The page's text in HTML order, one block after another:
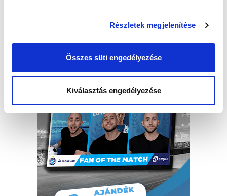
Részletek megjelenítése
Összes süti engedélyezése
Kiválasztás engedélyezése